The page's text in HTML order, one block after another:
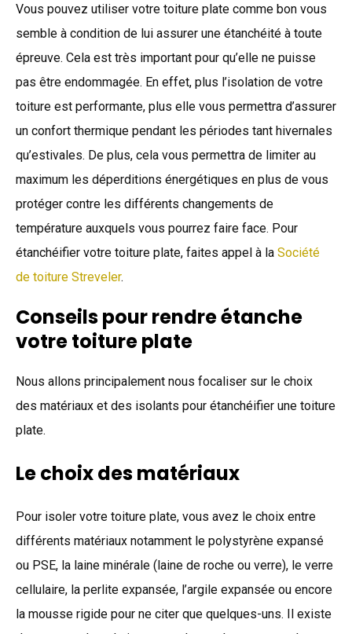
Vous pouvez utiliser votre toiture plate comme bon vous
semble à condition de lui assurer une étanchéité à toute
épreuve. Cela est très important pour qu’elle ne puisse
pas être endommagée. En effet, plus l’isolation de votre
toiture est performante, plus elle vous permettra d’assurer
un confort thermique pendant les périodes tant hivernales
qu’estivales. De plus, cela vous permettra de limiter au
maximum les déperditions énergétiques en plus de vous
protéger contre les différents changements de
température auxquels vous pourrez faire face. Pour
étanchéifier votre toiture plate, faites appel à la Société
de toiture Streveler.
Conseils pour rendre étanche
votre toiture plate
Nous allons principalement nous focaliser sur le choix
des matériaux et des isolants pour étanchéifier une toiture
plate.
Le choix des matériaux
Pour isoler votre toiture plate, vous avez le choix entre
différents matériaux notamment le polystyrène expansé
ou PSE, la laine minérale (laine de roche ou verre), le verre
cellulaire, la perlite expansée, l’argile expansée ou encore
la mousse rigide pour ne citer que quelques-uns. Il existe